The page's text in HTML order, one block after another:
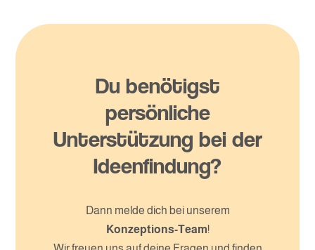
Du benötigst
persönliche
Unterstützung bei der
Ideenfindung?
Dann melde dich bei unserem
Konzeptions-Team!